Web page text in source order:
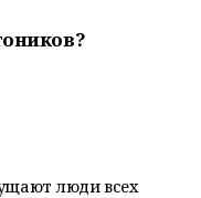
люди всех